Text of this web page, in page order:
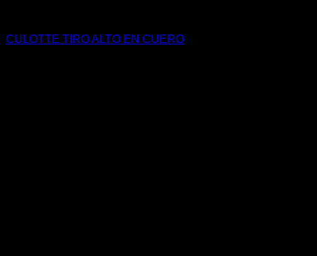
CULOTTE TIRO ALTO EN CUERO